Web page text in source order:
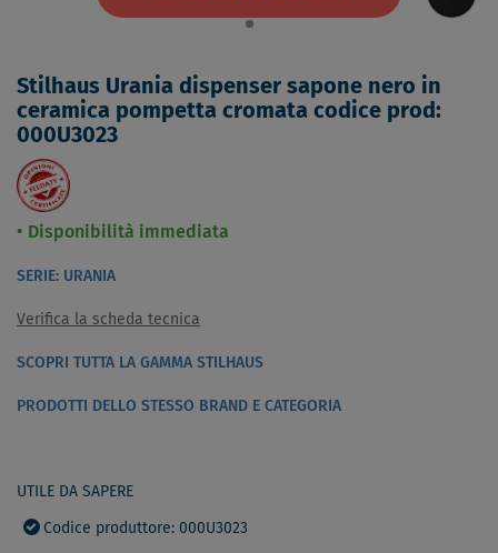
Stilhaus Urania dispenser sapone nero in
ceramica pompetta cromata codice prod:
000U3023
Disponibilità immediata
SERIE: URANIA
Verifica la scheda tecnica
SCOPRI TUTTA LA GAMMA STILHAUS
PRODOTTI DELLO STESSO BRAND E CATEGORIA
UTILE DA SAPERE
Codice produttore: 000U3023